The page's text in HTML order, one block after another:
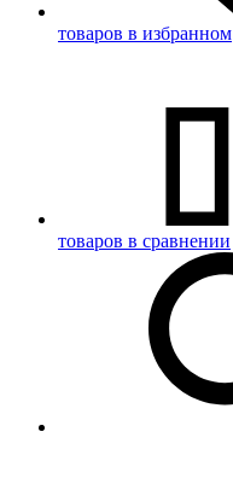
товаров в избранном
товаров в сравнении